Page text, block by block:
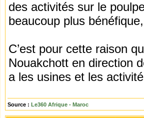
des activités sur le
beaucoup plus
C’est pour cette raison
Nouakchott en direction
a les usines et les
Source : Le360 Afrique - Maroc